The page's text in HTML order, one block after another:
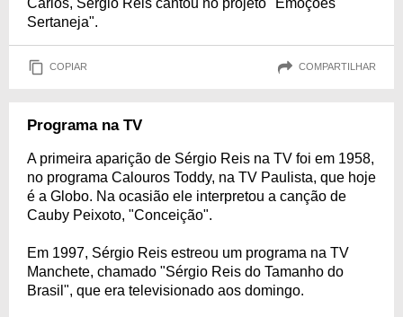
Sertaneja".
COPIAR COMPARTILHAR
Programa na TV
A primeira aparição de Sérgio Reis na TV foi em 1958,
no programa Calouros Toddy, na TV Paulista, que hoje
é a Globo. Na ocasião ele interpretou a canção de
Cauby Peixoto, "Conceição".
Em 1997, Sérgio Reis estreou um programa na TV
Manchete, chamado "Sérgio Reis do Tamanho do
Brasil", que era televisionado aos domingo.